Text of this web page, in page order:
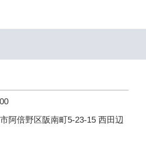
阿倍野区阪南町5-23-15 西田辺